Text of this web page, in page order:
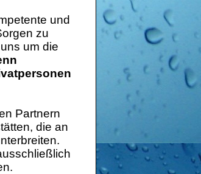
und
zu
um die
Partnern
die an